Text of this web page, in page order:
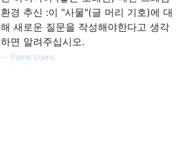
환경 추신 :이 "사물"(글 머리 기호)에 대
해 새로운 질문을 작성해야한다고 생각
하면 알려주십시오.
— Pierre.Vriens